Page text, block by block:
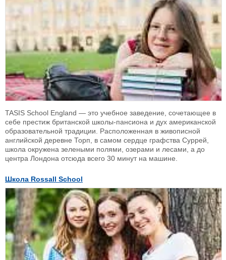
TASIS School England — это учебное заведение, сочетающее в
себе престиж британской школы-пансиона и дух американской
образовательной традиции. Расположенная в живописной
английской деревне Торп, в самом сердце графства Суррей,
школа окружена зелеными полями, озерами и лесами, а до
центра Лондона отсюда всего 30 минут на машине.
Школа Rossall School